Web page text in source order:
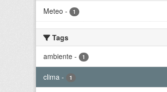
Meteo - 1
Tags
ambiente - 1
clima - 1